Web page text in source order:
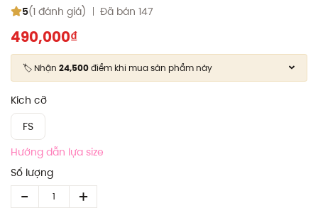
5(1 đánh giá) Đã bán 147
490,000₫
🏷️ Nhận 24,500điểm khi mua sản phẩm này
Kích cỡ
FS
Hướng dẫn lựa size
Số lượng